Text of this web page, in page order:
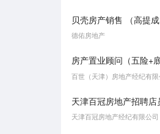
贝壳房产销售 （高提成
德佑房地产
房产置业顾问（五险+底薪
百世（天津）房地产经纪有限
天津百冠房地产招聘店员/营业员（五险+师傅
天津百冠房地产经纪有限公司